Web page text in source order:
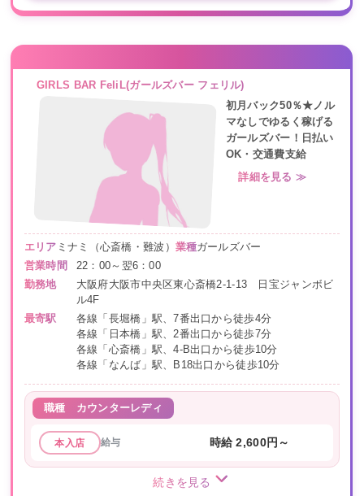
GIRLS BAR FeliL(ガールズバー フェリル)
初月バック50％★ノル
マなしでゆるく稼げる
ガールズバー！日払い
OK・交通費支給
詳細を見る ≫
エリア ミナミ（心斎橋・難波） 業種ガールズバー
営業時間
22：00～翌6：00
勤務地
大阪府大阪市中央区東心斎橋2-1-13 日宝ジャンボビ
ル4F
最寄駅
各線「長堀橋」駅、7番出口から徒歩4分
各線「日本橋」駅、2番出口から徒歩7分
各線「心斎橋」駅、4-B出口から徒歩10分
各線「なんば」駅、B18出口から徒歩10分
職種 カウンターレディ
本入店 給与 時給 2,600円～
続きを見る